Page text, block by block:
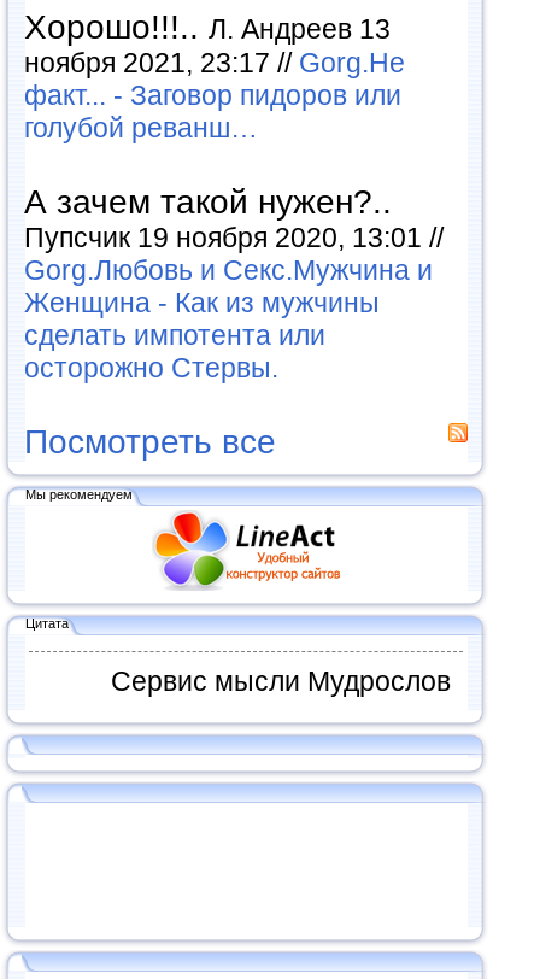
Хорошо!!!.. Л. Андреев 13
ноября 2021, 23:17 // Gorg.Не
факт... - Заговор пидоров или
голубой реванш…
А зачем такой нужен?..
Пупсчик 19 ноября 2020, 13:01 //
Gorg.Любовь и Секс.Мужчина и
Женщина - Как из мужчины
сделать импотента или
осторожно Стервы.
Посмотреть все
Мы рекомендуем
Цитата
Сервис мысли Мудрослов